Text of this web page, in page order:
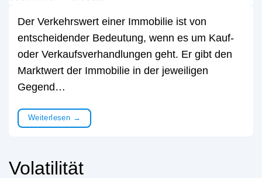
Der Verkehrswert einer Immobilie ist von
entscheidender Bedeutung, wenn es um Kauf-
oder Verkaufsverhandlungen geht. Er gibt den
Marktwert der Immobilie in der jeweiligen
Gegend…
Weiterlesen →
Volatilität